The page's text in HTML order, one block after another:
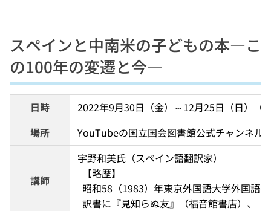
スペインと中南米の子どもの本―こ
の100年の変遷と今―
日時
2022年9月30日（金）～12月25日（日）（
場所
YouTubeの国立国会図書館公式チャンネル
講師
宇野和美氏（スペイン語翻訳家）
  【略歴】
昭和58（1983）年東京外国語大学外国
訳書に『見知らぬ友』（福音館書店）、